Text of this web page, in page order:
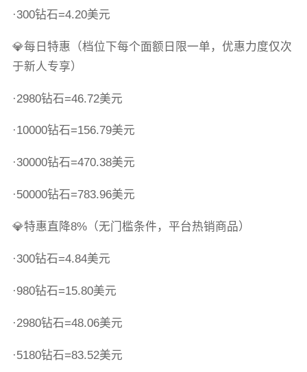
·300钻石=4.20美元
💎每日特惠（档位下每个面额日限一单，优惠力度仅次
于新人专享）
·2980钻石=46.72美元
·10000钻石=156.79美元
·30000钻石=470.38美元
·50000钻石=783.96美元
💎特惠直降8%（无门槛条件，平台热销商品）
·300钻石=4.84美元
·980钻石=15.80美元
·2980钻石=48.06美元
·5180钻石=83.52美元